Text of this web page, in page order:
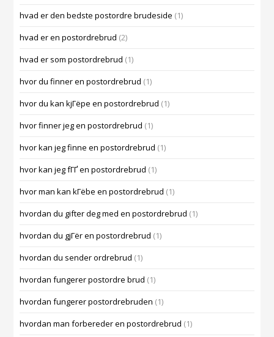
hvad er den bedste postordre brudeside (1)
hvad er en postordrebrud (2)
hvad er som postordrebrud (1)
hvor du finner en postordrebrud (1)
hvor du kan kjГёpe en postordrebrud (1)
hvor finner jeg en postordrebrud (1)
hvor kan jeg finne en postordrebrud (1)
hvor kan jeg fГҐ en postordrebrud (1)
hvor man kan kГёbe en postordrebrud (1)
hvordan du gifter deg med en postordrebrud (1)
hvordan du gjГёr en postordrebrud (1)
hvordan du sender ordrebrud (1)
hvordan fungerer postordre brud (1)
hvordan fungerer postordrebruden (1)
hvordan man forbereder en postordrebrud (1)